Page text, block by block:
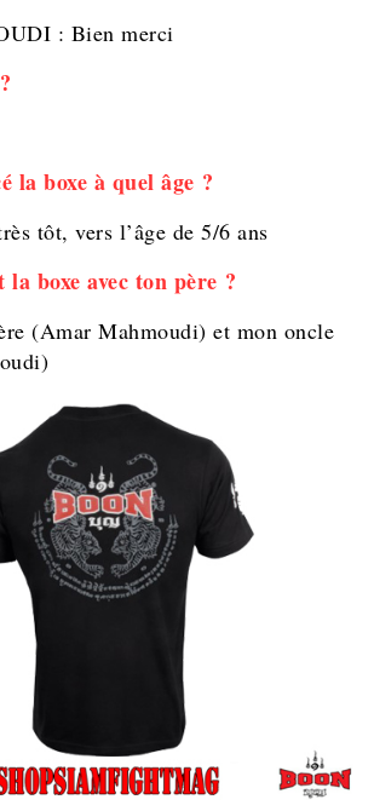
: Bien merci
la boxe à quel âge ?
tôt, vers l’âge de 5/6 ans
la boxe avec ton père ?
(Amar Mahmoudi) et mon oncle